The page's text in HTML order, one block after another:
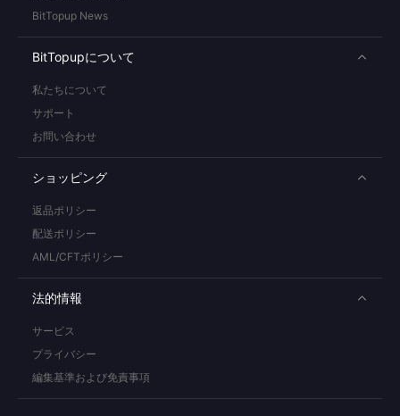
BitTopup News
BitTopupについて
私たちについて
サポート
お問い合わせ
ショッピング
返品ポリシー
配送ポリシー
AML/CFTポリシー
法的情報
サービス
プライバシー
編集基準および免責事項